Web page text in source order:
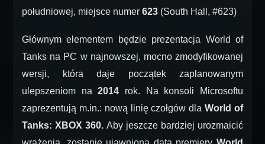
południowej, miejsce numer 623 (South Hall, #623)
Głównym elementem będzie prezentacja World of
Tanks na PC w najnowszej, mocno zmodyfikowanej
wersji, która daje początek zaplanowanym
ulepszeniom na2014 rok. Na konsoli Microsoftu
zaprezentują m.in.: nową linię czołgów dlaWorld of
Tanks: XBOX 360. Aby jeszcze bardziej urozmaicić